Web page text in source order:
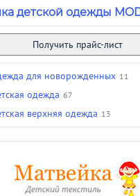
детской одежды
Получить прайс-лист
для новорожденных 11
одежда 67
верхняя одежда 13